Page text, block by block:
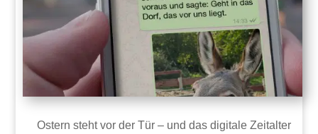
Ostern steht vor der Tür – und das digitale Zeitalter